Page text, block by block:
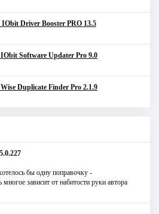
Driver Booster PRO 13.5
Software Updater Pro 9.0
Duplicate Finder Pro 2.1.9
бы одну поправочку -
зависит от набитости руки автора